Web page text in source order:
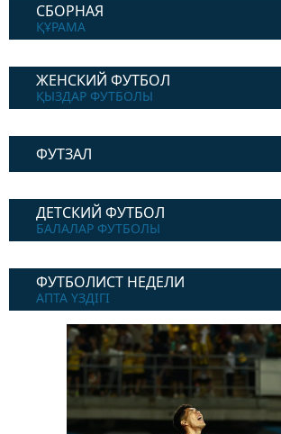
СБОРНАЯ
ҚҰРАМА
ЖЕНСКИЙ ФУТБОЛ
ҚЫЗДАР ФУТБОЛЫ
ФУТЗАЛ
ДЕТСКИЙ ФУТБОЛ
БАЛАЛАР ФУТБОЛЫ
ФУТБОЛИСТ НЕДЕЛИ
АПТА ҮЗДІГІ